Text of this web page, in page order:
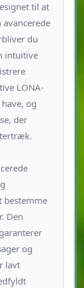
til at
du
intuitive
LONA-
og
der
bestemme
Den
og
lavt